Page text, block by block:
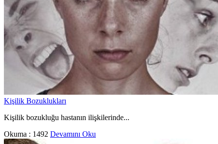
Kişilik Bozuklukları
Kişilik bozukluğu hastanın ilişkilerinde...
Okuma : 1492 Devamını Oku